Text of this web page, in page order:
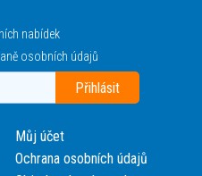
nabídek
osobních údajů
Můj účet
Ochrana osobních údajů